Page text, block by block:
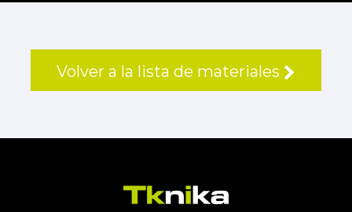
Volver a la lista de materiales